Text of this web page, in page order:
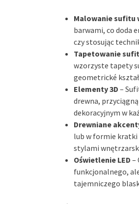
Malowanie sufitu
barwami, co doda
czy stosując
Tapetowanie
wzorzyste tapety
geometrické
Elementy 3D –
drewna,
dekoracyjnym w
Drewniane
lub w formie kratki
stylami
Oświetlenie LED –
funkcjonalnego,
tajemniczego